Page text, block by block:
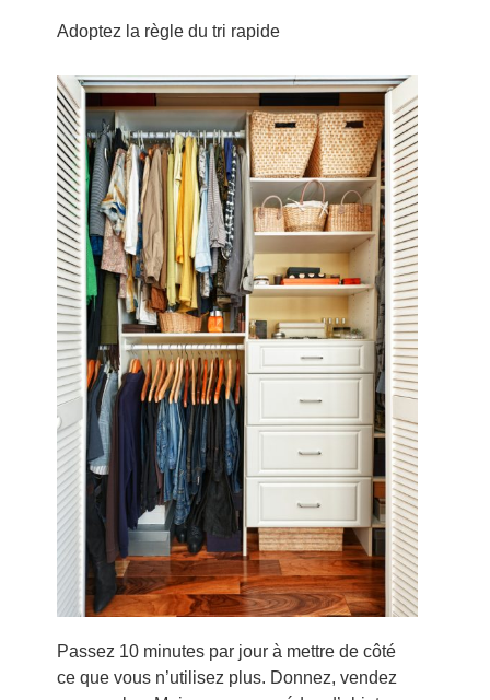
Adoptez la règle du tri rapide
Passez 10 minutes par jour à mettre de côté
ce que vous n’utilisez plus. Donnez, vendez